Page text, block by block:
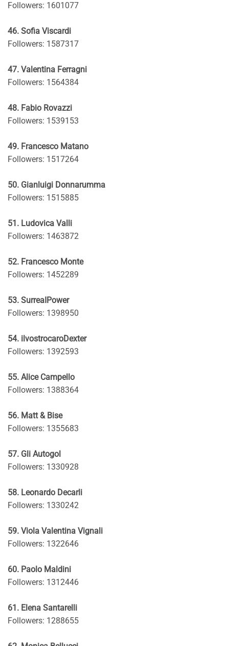
Followers: 1601077
46. Sofia Viscardi
Followers: 1587317
47. Valentina Ferragni
Followers: 1564384
48. Fabio Rovazzi
Followers: 1539153
49. Francesco Matano
Followers: 1517264
50. Gianluigi Donnarumma
Followers: 1515885
51. Ludovica Valli
Followers: 1463872
52. Francesco Monte
Followers: 1452289
53. SurreaIPower
Followers: 1398950
54. ilvostrocaroDexter
Followers: 1392593
55. Alice Campello
Followers: 1388364
56. Matt & Bise
Followers: 1355683
57. Gli Autogol
Followers: 1330928
58. Leonardo Decarli
Followers: 1330242
59. Viola Valentina Vignali
Followers: 1322646
60. Paolo Maldini
Followers: 1312446
61. Elena Santarelli
Followers: 1288655